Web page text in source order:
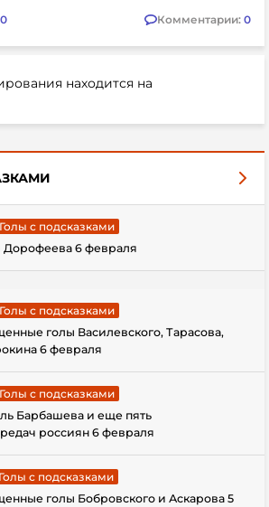
Комментарии: 0
находится на
с подсказками
Дорофеева 6 февраля
с подсказками
голы Василевского, Тарасова,
6 февраля
с подсказками
Барбашева и еще пять
россиян 6 февраля
с подсказками
голы Бобровского и Аскарова 5